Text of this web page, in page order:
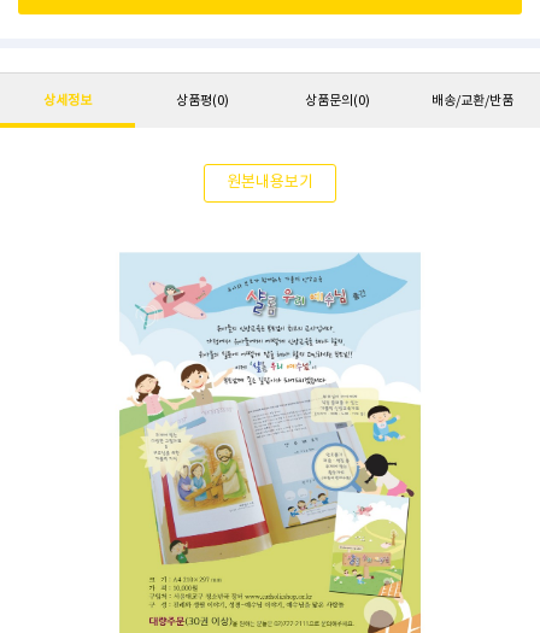
상세정보 상품평(0) 상품문의 (0) 배송/교환/반품
원본내용보기